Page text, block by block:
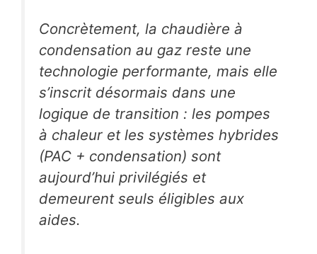
Concrètement, la chaudière à
condensation au gaz reste une
technologie performante, mais elle
s’inscrit désormais dans une
logique de transition : les pompes
à chaleur et les systèmes hybrides
(PAC + condensation) sont
aujourd’hui privilégiés et
demeurent seuls éligibles aux
aides.